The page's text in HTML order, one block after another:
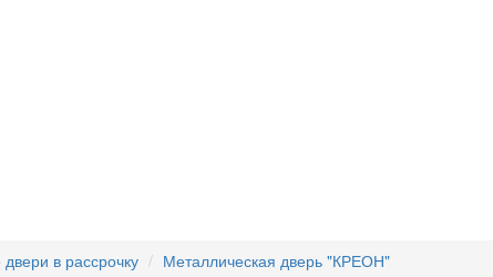
в рассрочку Металлическая дверь "КРЕОН"